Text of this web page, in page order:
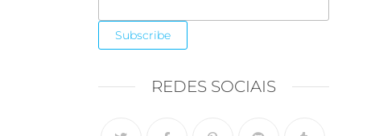
REDES SOCIAIS